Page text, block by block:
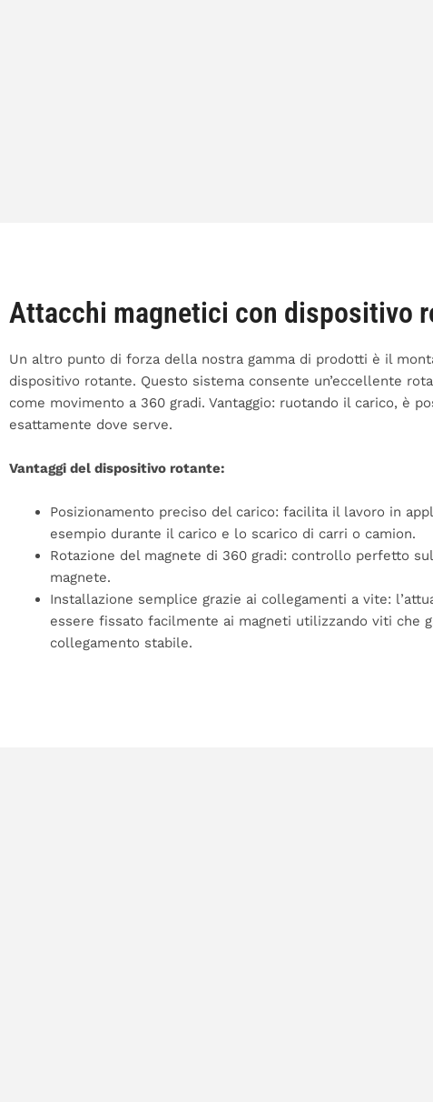
Attacchi magnetici con dispositivo
Un altro punto di forza della nostra gamma di prodotti è il
dispositivo rotante. Questo sistema consente un’eccellente
come movimento a 360 gradi. Vantaggio: ruotando il carico, è
esattamente dove serve.
Vantaggi del dispositivo rotante:
Posizionamento preciso del carico: facilita il lavoro in
esempio durante il carico e lo scarico di carri o camion.
Rotazione del magnete di 360 gradi: controllo perfetto
magnete.
Installazione semplice grazie ai collegamenti a vite:
essere fissato facilmente ai magneti utilizzando viti che
collegamento stabile.